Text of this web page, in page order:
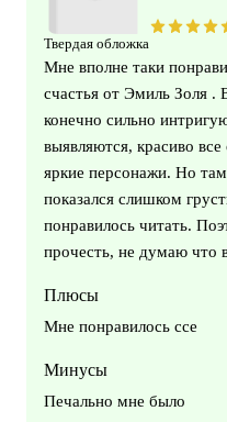
Твердая обложка
Мне вполне таки
счастья от Эмиль Золя .
конечно сильно
выявляются, красиво
яркие персонажи. Но
показался слишком
понравилось читать.
прочесть, не думаю что
Плюсы
Мне понравилось ссе
Минусы
Печально мне было